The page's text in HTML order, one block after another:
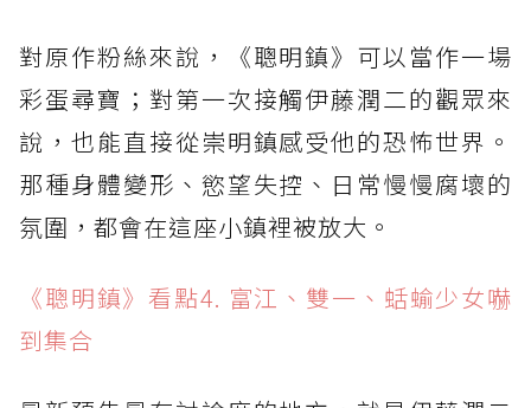
對原作粉絲來說，《聰明鎮》可以當作一場
彩蛋尋寶；對第一次接觸伊藤潤二的觀眾來
說，也能直接從崇明鎮感受他的恐怖世界。
那種身體變形、慾望失控、日常慢慢腐壞的
氛圍，都會在這座小鎮裡被放大。
《聰明鎮》看點4. 富江、雙一、蛞蝓少女嚇
到集合